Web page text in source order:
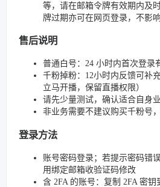
等，请在邮箱令牌有效期内及
牌过期亦可在网页登录，不影
售后说明
普通白号：24 小时内首次登录
千粉掉粉：12小时内反馈可补
立马开播，保留直播权限）
请先少量测试，确认适合自身
非业务需要不建议购买千粉号
登录方法
账号密码登录；若提示密码错
用绑定邮箱收验证码修改
含 2FA 的账号：复制 2FA 密钥